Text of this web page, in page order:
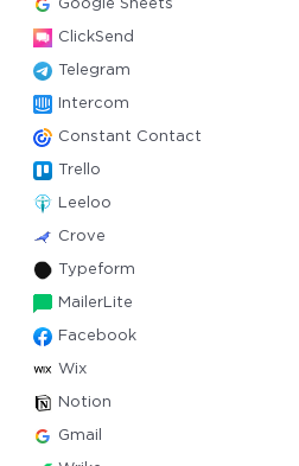
Google Sheets
ClickSend
Telegram
Intercom
Constant Contact
Trello
Leeloo
Crove
Typeform
MailerLite
Facebook
Wix
Notion
Gmail